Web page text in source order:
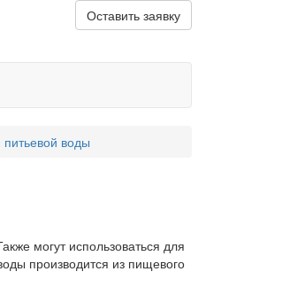
Оставить заявку
воды
могут использоваться для
производится из пищевого